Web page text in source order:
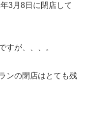
3月8日に閉店して
すが、、、。
ンの閉店はとても残